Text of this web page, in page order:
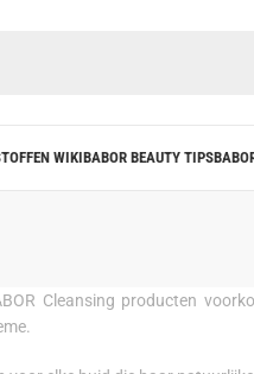
WIKIBABOR BEAUTY TIPS
Cleansing producten